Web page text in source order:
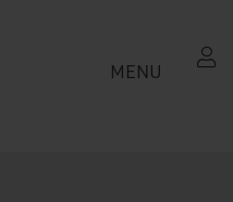
MENU